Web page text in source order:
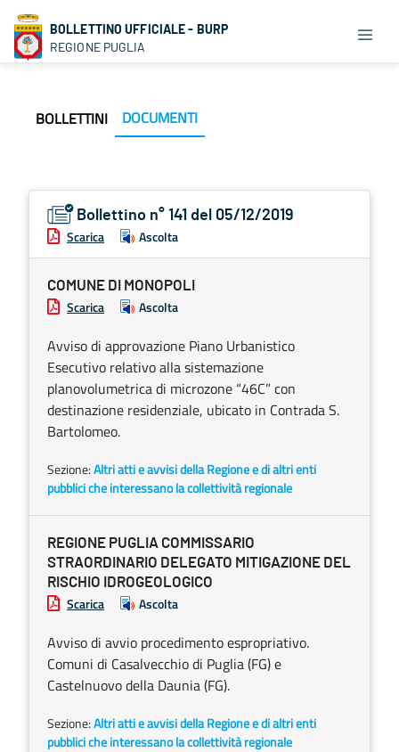
BOLLETTINO UFFICIALE - BURP
REGIONE PUGLIA
BOLLETTINI DOCUMENTI
Bollettino n° 141 del 05/12/2019
Scarica Ascolta
COMUNE DI MONOPOLI
Scarica Ascolta
Avviso di approvazione Piano Urbanistico
Esecutivo relativo alla sistemazione
planovolumetrica di microzone “46C” con
destinazione residenziale, ubicato in Contrada S.
Bartolomeo.
Sezione:Altri atti e avvisi della Regione e di altri enti
pubblici che interessano la collettività regionale
REGIONE PUGLIA COMMISSARIO
STRAORDINARIO DELEGATO MITIGAZIONE DEL
RISCHIO IDROGEOLOGICO
Scarica Ascolta
Avviso di avvio procedimento espropriativo.
Comuni di Casalvecchio di Puglia (FG) e
Castelnuovo della Daunia (FG).
Sezione:Altri atti e avvisi della Regione e di altri enti
pubblici che interessano la collettività regionale